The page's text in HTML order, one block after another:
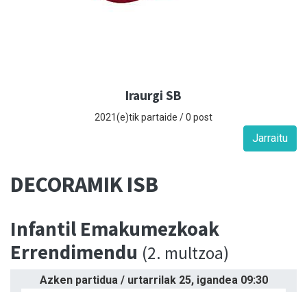
Iraurgi SB
2021(e)tik partaide / 0 post
Jarraitu
DECORAMIK ISB
Infantil Emakumezkoak
Errendimendu (2. multzoa)
Azken partidua / urtarrilak 25, igandea 09:30